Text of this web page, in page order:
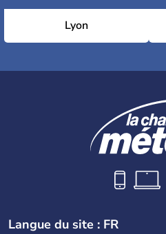
Lyon
Langue du site : FR